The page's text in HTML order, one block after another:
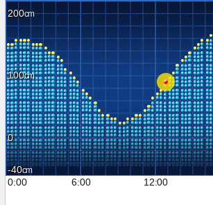
200
100
0
-40
0:00
6:00 12:00